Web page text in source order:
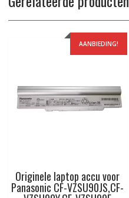
AANBIEDING!
Originele laptop accu voor
Panasonic CF-VZSU90JS,CF-